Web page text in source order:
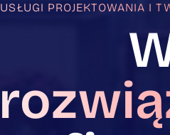
USŁUGI PROJEKTOWANIA I